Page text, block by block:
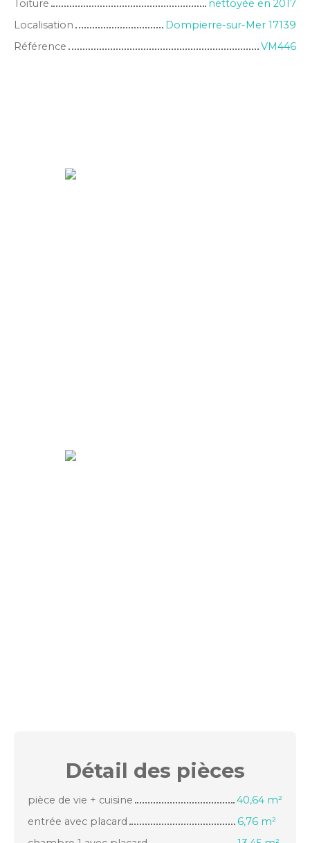
Toiture
nettoyée en 2017
Localisation
Dompierre-sur-Mer 17139
Référence
VM446
Détail des pièces
pièce de vie + cuisine
40,64 m²
entrée avec placard
6,76 m²